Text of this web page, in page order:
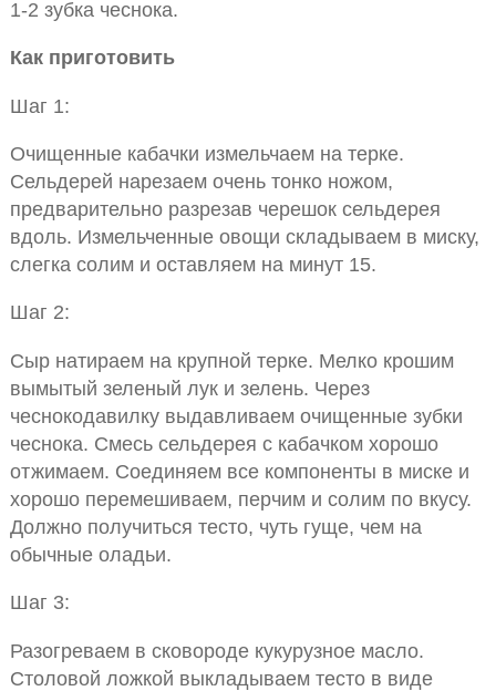
1-2 зубка чеснока.
Как приготовить
Шаг 1:
Очищенные кабачки измельчаем на терке.
Сельдерей нарезаем очень тонко ножом,
предварительно разрезав черешок сельдерея
вдоль. Измельченные овощи складываем в миску,
слегка солим и оставляем на минут 15.
Шаг 2:
Сыр натираем на крупной терке. Мелко крошим
вымытый зеленый лук и зелень. Через
чеснокодавилку выдавливаем очищенные зубки
чеснока. Смесь сельдерея с кабачком хорошо
отжимаем. Соединяем все компоненты в миске и
хорошо перемешиваем, перчим и солим по вкусу.
Должно получиться тесто, чуть гуще, чем на
обычные оладьи.
Шаг 3:
Разогреваем в сковороде кукурузное масло.
Столовой ложкой выкладываем тесто в виде